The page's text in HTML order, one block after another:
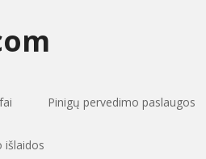
Pinigų pervedimo paslaugos
išlaidos